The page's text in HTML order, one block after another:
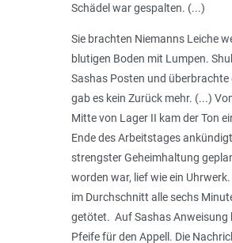
Schädel war gespalten. (...)
Sie brachten Niemanns Leiche
blutigen Boden mit Lumpen.
Sashas Posten und überbrachte
gab es kein Zurück mehr. (...)
Mitte von Lager II kam der Ton
Ende des Arbeitstages
strengster Geheimhaltung
worden war, lief wie ein
im Durchschnitt alle sechs
getötet. Auf Sashas Anweisung
Pfeife für den Appell. Die